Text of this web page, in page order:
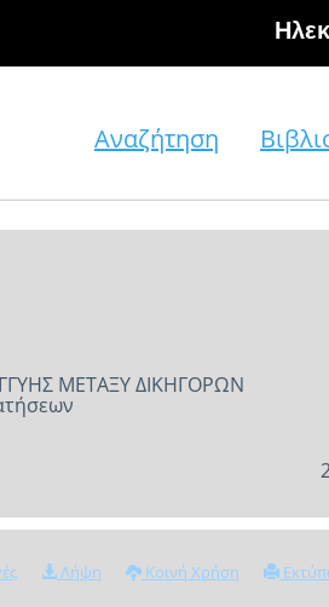
Αναζήτηση
ΜΕΤΑΞΥ ΔΙΚΗΓΟΡΩΝ
Λήψη Κοινή Χρήση